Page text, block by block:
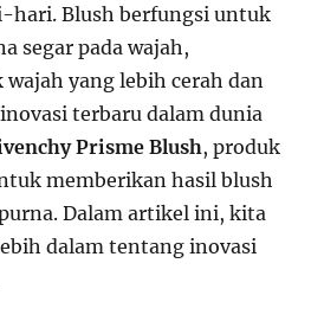
hari. Blush berfungsi untuk
segar pada wajah,
yang lebih cerah dan
terbaru dalam dunia
Prisme Blush, produk
memberikan hasil blush
Dalam artikel ini, kita
dalam tentang inovasi